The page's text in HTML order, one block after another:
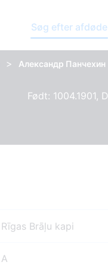
Søg efter afdøde
> Александр Панчехин
Født: 1004.1901,
Rīgas Brāļu kapi
A